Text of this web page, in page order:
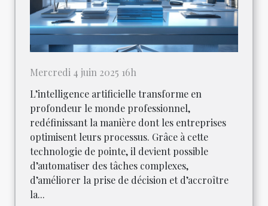
Mercredi 4 juin 2025 16h
L’intelligence artificielle transforme en
profondeur le monde professionnel,
redéfinissant la manière dont les entreprises
optimisent leurs processus. Grâce à cette
technologie de pointe, il devient possible
d’automatiser des tâches complexes,
d’améliorer la prise de décision et d’accroître
la...